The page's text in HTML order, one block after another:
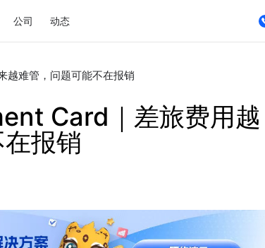
公司 动态
越难管，问题可能不在报销
Card｜差旅费用越
报销